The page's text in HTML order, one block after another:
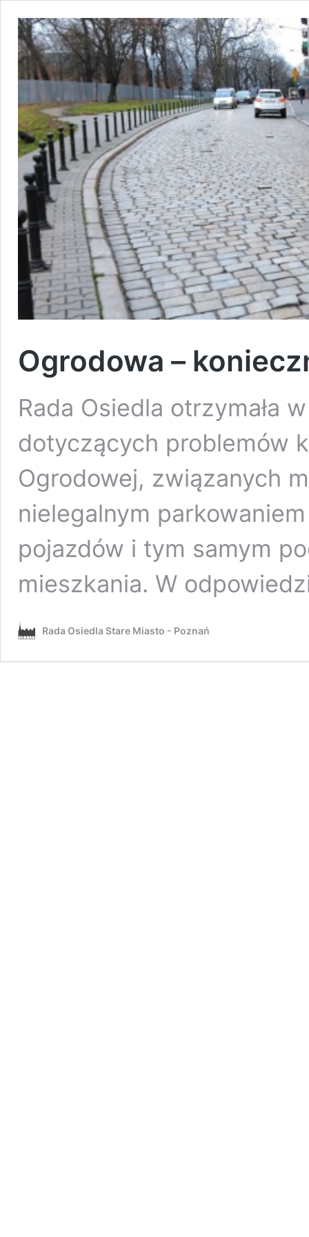
Ogrodowa –
Rada Osiedla otrzymała
dotyczących problemów
Ogrodowej, związanych
nielegalnym
pojazdów i tym samym
mieszkania. W
Rada Osiedla Stare Miasto - Poznań